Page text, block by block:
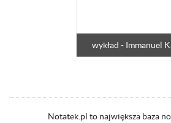
wykład - Immanuel
Notatek.pl to największa baza